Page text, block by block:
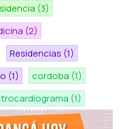
(3)
(2)
Residencias (1)
(1) cordoba (1)
(1)